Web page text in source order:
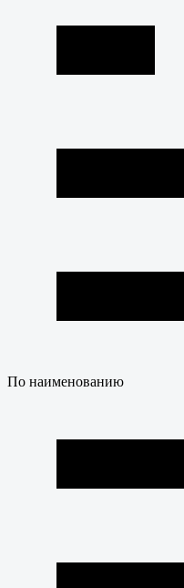
По наименованию